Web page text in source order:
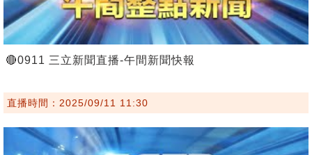
🔴0911 三立新聞直播-午間新聞快報
直播時間：2025/09/11 11:30